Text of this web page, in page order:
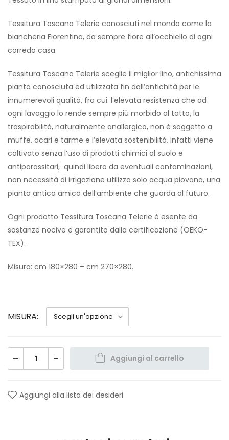
Tessitura Toscana Telerie conosciuti nel mondo come la
biancheria Fiorentina, da sempre fiore all’occhiello di ogni
corredo casa.
Tessitura Toscana Telerie sceglie il miglior lino, antichissima
pianta conosciuta ed utilizzata fin dall’antichità per le
innumerevoli qualità, fra cui: l’elevata resistenza che ad
ogni lavaggio lo rende sempre più morbido al tatto, la
traspirabilità, naturalmente anallergico, non è soggetto a
muffe, acari e tarme e l’elevata sostenibilità, infatti viene
coltivato senza l’uso di prodotti chimici al suolo e
antiparassitari, quindi libero da eventuali contaminazioni,
non necessità di irrigazione utilizza solo acqua piovana, una
pianta antica amica dell’ambiente che guarda al futuro.
Ogni prodotto Tessitura Toscana Telerie è esente da
sostanze nocive e garantito dalla certificazione (OEKO-
TEX).
Misura: cm 180×280 – cm 270×280.
MISURA
Aggiungi al carrello
Aggiungi alla lista dei desideri